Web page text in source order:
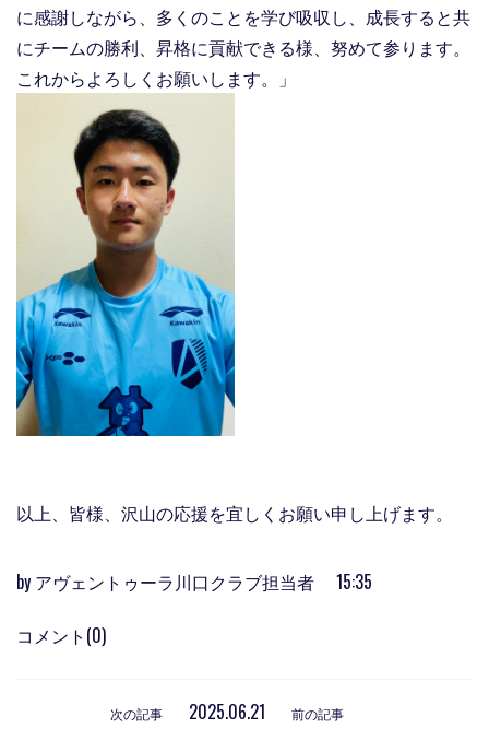
に感謝しながら、多くのことを学び吸収し、成長すると共
にチームの勝利、昇格に貢献できる様、努めて参ります。
これからよろしくお願いします。
」
以上、皆様、沢山の応援を宜しくお願い申し上げます。
by アヴェントゥーラ川口クラブ担当者 15:35
コメント(0)
次の記事 2025.06.21 前の記事